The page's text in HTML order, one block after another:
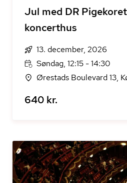
Jul med DR
koncerthus
13. december, 2026
Søndag, 12:15 - 14:30
Ørestads Boulevard 13,
640 kr.